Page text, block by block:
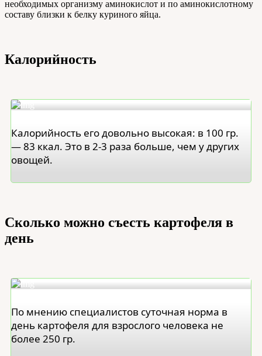
необходимых организму аминокислот и по аминокислотному
составу близки к белку куриного яйца.
Калорийность
Калорийность его довольно высокая: в 100 гр.
— 83 ккал. Это в 2-3 раза больше, чем у других
овощей.
Сколько можно съесть картофеля в
день
По мнению специалистов суточная норма в
день картофеля для взрослого человека не
более 250 гр.